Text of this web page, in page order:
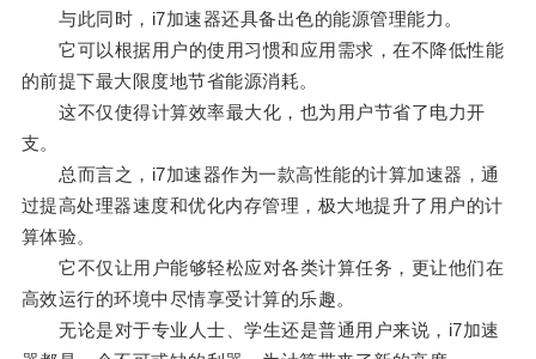
与此同时，i7加速器还具备出色的能源管理能力。
它可以根据用户的使用习惯和应用需求，在不降低性能
的前提下最大限度地节省能源消耗。
这不仅使得计算效率最大化，也为用户节省了电力开
支。
总而言之，i7加速器作为一款高性能的计算加速器，通
过提高处理器速度和优化内存管理，极大地提升了用户的计
算体验。
它不仅让用户能够轻松应对各类计算任务，更让他们在
高效运行的环境中尽情享受计算的乐趣。
无论是对于专业人士、学生还是普通用户来说，i7加速